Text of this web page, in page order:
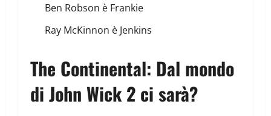
Ben Robson è Frankie
Ray McKinnon è Jenkins
The Continental: Dal mondo
di John Wick 2 ci sarà?